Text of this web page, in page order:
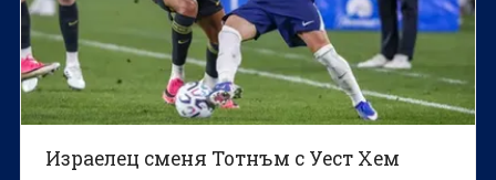
Израелец сменя Тотнъм с Уест Хем